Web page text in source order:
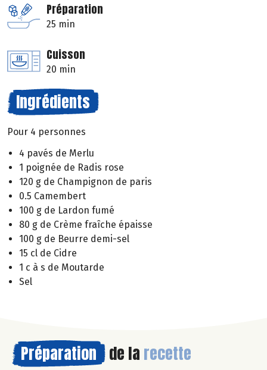
Préparation
25 min
Cuisson
20 min
Ingrédients
Pour 4 personnes
4 pavés de Merlu
1 poignée de Radis rose
120 g de Champignon de paris
0.5 Camembert
100 g de Lardon fumé
80 g de Crème fraîche épaisse
100 g de Beurre demi-sel
15 cl de Cidre
1 c à s de Moutarde
Sel
Préparation de la recette